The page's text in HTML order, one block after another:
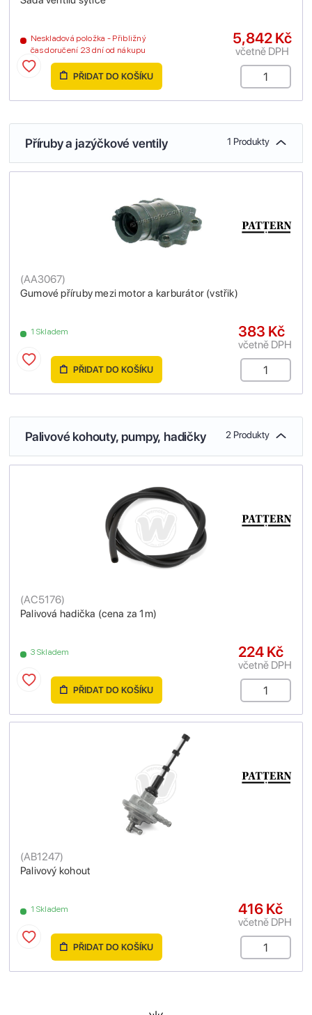
Neskladová položka - Přibližný
čas doručení 23 dní od nákupu
5,842 Kč
včetně DPH
PŘIDAT DO KOŠÍKU
Příruby a jazýčkové ventily 1 Produkty
Gumové příruby mezi motor a karburátor (vstřik)
(AA3067)
1 Skladem 383 Kč
včetně DPH
PŘIDAT DO KOŠÍKU
Palivové kohouty, pumpy, hadičky 2 Produkty
Palivová hadička (cena za 1m)
(AC5176)
3 Skladem 224 Kč
včetně DPH
PŘIDAT DO KOŠÍKU
Palivový kohout
(AB1247)
1 Skladem 416 Kč
včetně DPH
PŘIDAT DO KOŠÍKU